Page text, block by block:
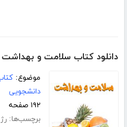
دانلود کتاب سلامت و بهداشت
موضوع:
دانشجویی
۱۹۲ صفحه
برچسب‌ها: